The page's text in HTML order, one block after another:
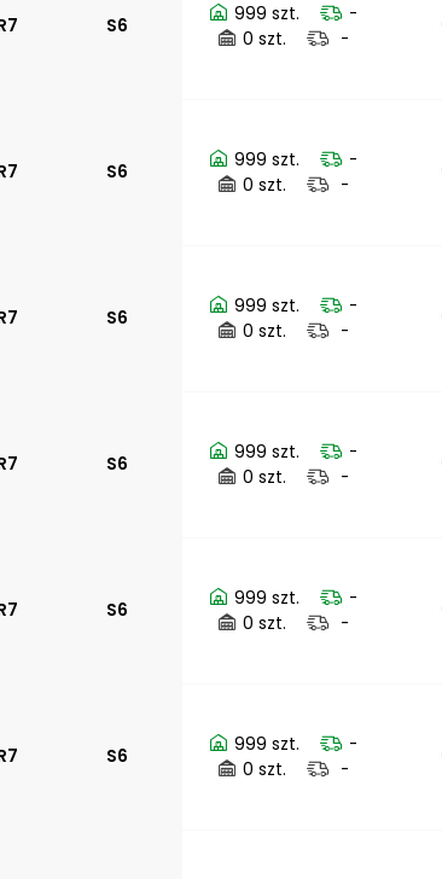
S6
999 szt.
-
0 szt.
-
S6
999 szt.
-
0 szt.
-
S6
999 szt.
-
0 szt.
-
S6
999 szt.
-
0 szt.
-
S6
999 szt.
-
0 szt.
-
S6
999 szt.
-
0 szt.
-